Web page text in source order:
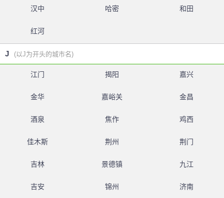
汉中 哈密 和田
红河
J (以J为开头的城市名)
江门 揭阳 嘉兴
金华 嘉峪关 金昌
酒泉 焦作 鸡西
佳木斯 荆州 荆门
吉林 景德镇 九江
吉安 锦州 济南